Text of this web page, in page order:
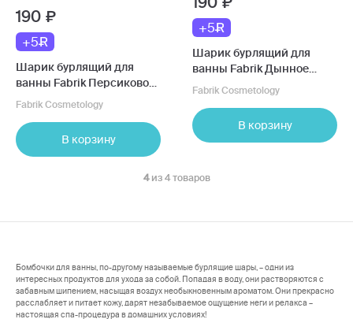
190
+5
Шарик бурлящий для
ванны Fabrik Персиковое
мороженное
Fabrik Cosmetology
В корзину
+5
Шарик бурлящий для
ванны Fabrik Дынное
мороженное
Fabrik Cosmetology
В корзину
4 из 4 товаров
Бомбочки для ванны, по-другому называемые бурлящие шары, – одни из
интересных продуктов для ухода за собой. Попадая в воду, они растворяются с
забавным шипением, насыщая воздух необыкновенным ароматом. Они прекрасно
расслабляет и питает кожу, дарят незабываемое ощущение неги и релакса –
настоящая спа-процедура в домашних условиях!